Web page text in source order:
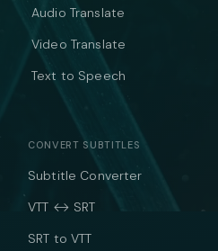
Audio Translate
Video Translate
Text to Speech
CONVERT SUBTITLES
Subtitle Converter
VTT ↔ SRT
SRT to VTT